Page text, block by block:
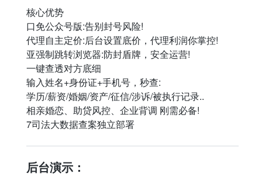
核心优势
口免公众号版:告别封号风险!
代理自主定价:后台设置底价，代理利润你掌控!
亚强制跳转浏览器:防封盾牌，安全运营!
一键查透对方底细
输入姓名+身份证+手机号，秒查:
学历/薪资/婚姻/资产/征信/涉诉/被执行记录..
相亲婚恋、助贷风控、企业背调 刚需必备!
7司法大数据查案独立部署
后台演示：